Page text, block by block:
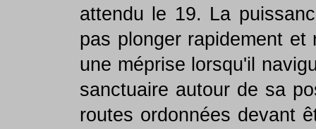
attendu le 19. La
pas plonger rapidement
une méprise lorsqu'il
sanctuaire autour de sa
routes ordonnées devant